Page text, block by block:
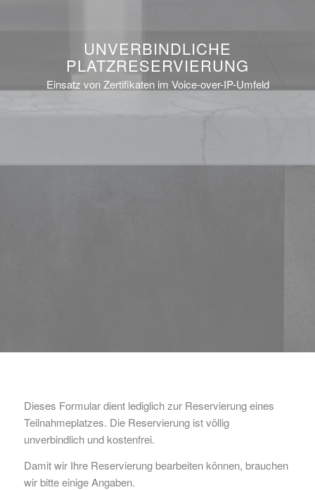
UNVERBINDLICHE
PLATZRESERVIERUNG
Einsatz von Zertifikaten im Voice-over-IP-Umfeld
Dieses Formular dient lediglich zur Reservierung eines
Teilnahmeplatzes. Die Reservierung ist völlig
unverbindlich und kostenfrei.
Damit wir Ihre Reservierung bearbeiten können, brauchen
wir bitte einige Angaben.